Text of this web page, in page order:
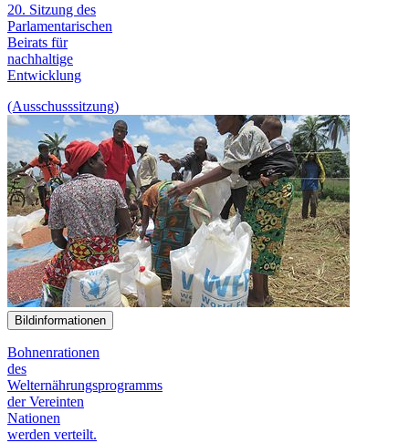
20. Sitzung des
Parlamentarischen
Beirats für
nachhaltige
Entwicklung
(Ausschusssitzung)
Bildinformationen
Bohnenrationen
des
Welternährungsprogramms
der Vereinten
Nationen
werden verteilt.